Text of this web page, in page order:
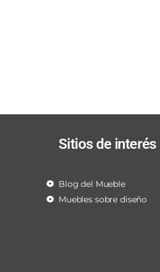
Sitios de interés
Blog del Mueble
Muebles sobre diseño